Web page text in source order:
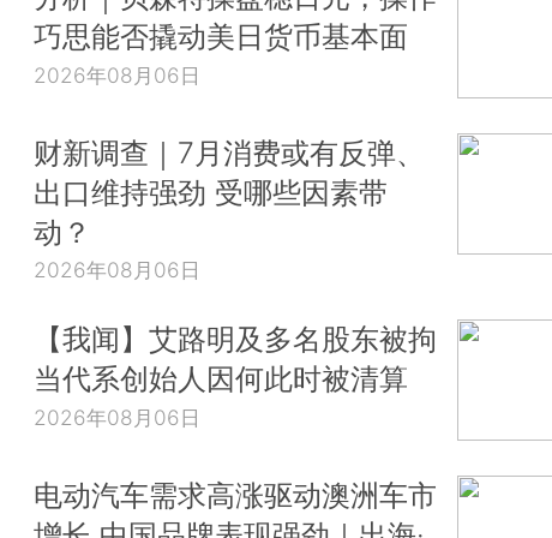
巧思能否撬动美日货币基本面
2026年08月06日
财新调查｜7月消费或有反弹、
出口维持强劲 受哪些因素带
动？
2026年08月06日
【我闻】艾路明及多名股东被拘
当代系创始人因何此时被清算
2026年08月06日
电动汽车需求高涨驱动澳洲车市